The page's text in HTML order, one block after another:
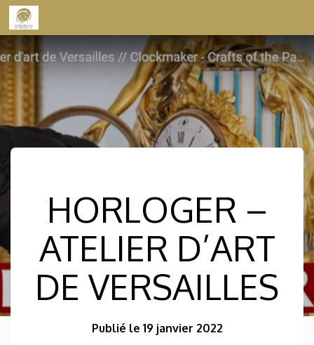
Skip to content
HORLOGER –
ATELIER D’ART
DE VERSAILLES
Publié le 19 janvier 2022